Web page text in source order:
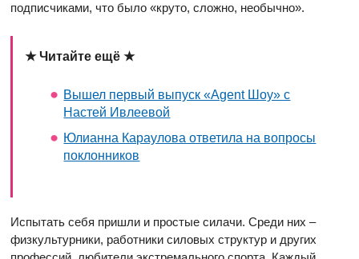
подписчиками, что было «круто, сложно, необычно».
★ Читайте ещё ★
Вышел первый выпуск «Agent Шоу» с
Настей Ивлеевой
Юлианна Караулова ответила на вопросы
поклонников
Испытать себя пришли и простые силачи. Среди них –
физкультурники, работники силовых структур и других